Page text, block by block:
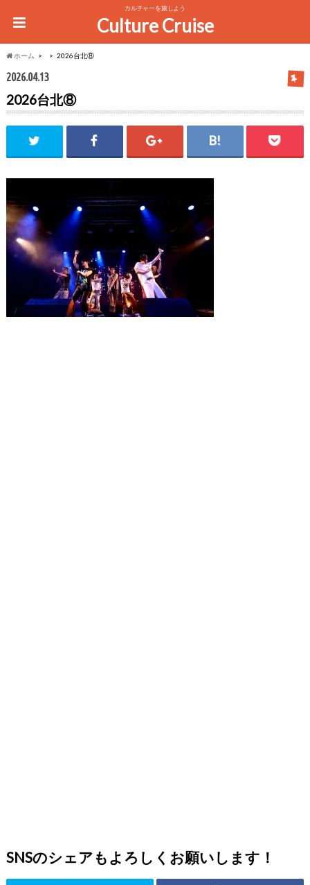
カルチャーを旅しよう
Culture Cruise
ホーム 2026台北⑧
2026.04.13
2026台北⑧
SNSのシェアもよろしくお願いします！